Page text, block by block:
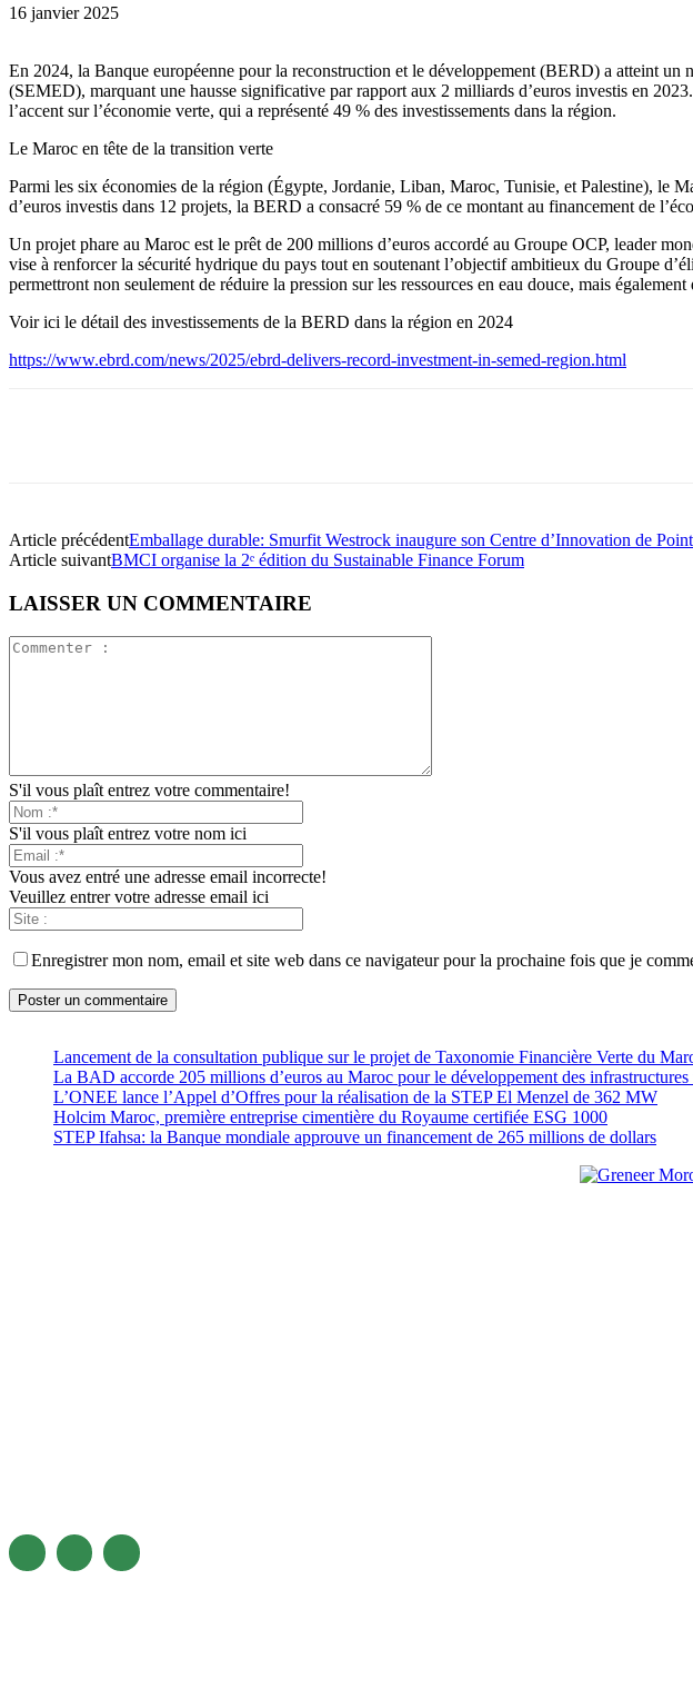
16 janvier 2025
En 2024, la Banque européenne pour la reconstruction et le développement (BERD) a atteint un
(SEMED), marquant une hausse significative par rapport aux 2 milliards d’euros investis en
l’accent sur l’économie verte, qui a représenté 49 % des investissements dans la région.
Le Maroc en tête de la transition verte
Parmi les six économies de la région (Égypte, Jordanie, Liban, Maroc, Tunisie, et Palestine), le
d’euros investis dans 12 projets, la BERD a consacré 59 % de ce montant au financement de
Un projet phare au Maroc est le prêt de 200 millions d’euros accordé au Groupe OCP, leader
vise à renforcer la sécurité hydrique du pays tout en soutenant l’objectif ambitieux du Groupe
permettront non seulement de réduire la pression sur les ressources en eau douce, mais
Voir ici le détail des investissements de la BERD dans la région en 2024
https://www.ebrd.com/news/2025/ebrd-delivers-record-investment-in-semed-region.html
Article précédentEmballage durable: Smurfit Westrock inaugure son Centre d’Innovation de
Article suivantBMCI organise la 2ᵉ édition du Sustainable Finance Forum
LAISSER UN COMMENTAIRE
S'il vous plaît entrez votre commentaire!
S'il vous plaît entrez votre nom ici
Vous avez entré une adresse email incorrecte!
Veuillez entrer votre adresse email ici
Enregistrer mon nom, email et site web dans ce navigateur pour la prochaine fois que je
Lancement de la consultation publique sur le projet de Taxonomie Financière Verte du
La BAD accorde 205 millions d’euros au Maroc pour le développement des
L’ONEE lance l’Appel d’Offres pour la réalisation de la STEP El Menzel de 362 MW
Holcim Maroc, première entreprise cimentière du Royaume certifiée ESG 1000
STEP Ifahsa: la Banque mondiale approuve un financement de 265 millions de dollars